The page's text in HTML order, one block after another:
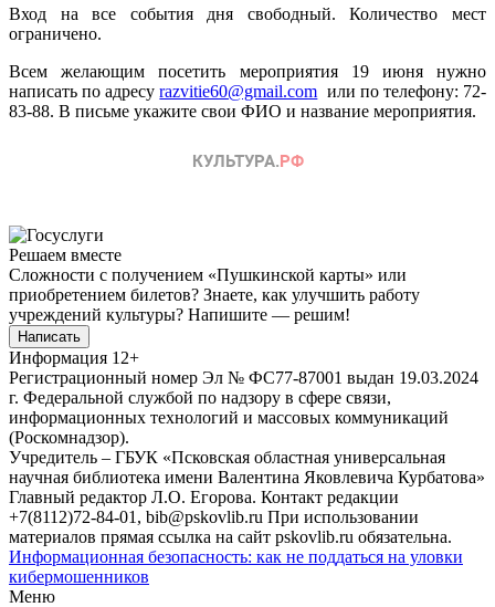
Вход на все события дня свободный. Количество мест
ограничено.
Всем желающим посетить мероприятия 19 июня нужно
написать по адресуrazvitie60@gmail.com или по телефону: 72-
83-88. В письме укажите свои ФИО и название мероприятия.
Решаем вместе
Сложности с получением «Пушкинской карты» или
приобретением билетов? Знаете, как улучшить работу
учреждений культуры? Напишите — решим!
Написать
Информация 12+
Регистрационный номер Эл № ФС77-87001 выдан 19.03.2024
г. Федеральной службой по надзору в сфере связи,
информационных технологий и массовых коммуникаций
(Роскомнадзор).
Учредитель – ГБУК «Псковская областная универсальная
научная библиотека имени Валентина Яковлевича Курбатова»
Главный редактор Л.О. Егорова. Контакт редакции
+7(8112)72-84-01, bib@pskovlib.ru При использовании
материалов прямая ссылка на сайт pskovlib.ru обязательна.
Информационная безопасность: как не поддаться на уловки
кибермошенников
Меню